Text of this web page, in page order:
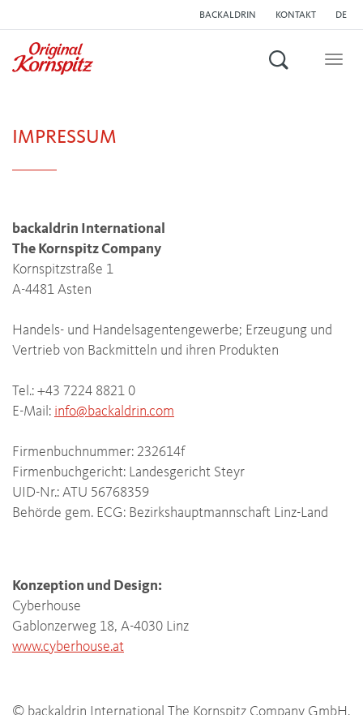
BACKALDRIN KONTAKT DE
Suchen
IMPRESSUM
backaldrin International
The Kornspitz Company
Kornspitzstraße 1
A-4481 Asten
Handels- und Handelsagentengewerbe; Erzeugung und
Vertrieb von Backmitteln und ihren Produkten
Tel.: +43 7224 8821 0
E-Mail: info@backaldrin.com
Firmenbuchnummer: 232614f
Firmenbuchgericht: Landesgericht Steyr
UID-Nr.: ATU 56768359
Behörde gem. ECG: Bezirkshauptmannschaft Linz-Land
Konzeption und Design:
Cyberhouse
Gablonzerweg 18, A-4030 Linz
www.cyberhouse.at
© backaldrin International The Kornspitz Company GmbH.